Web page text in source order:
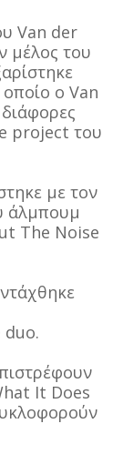
Van der
μέλος του
ο Van
project του
με τον
άλμπουμ
The Noise
duo.
It Does